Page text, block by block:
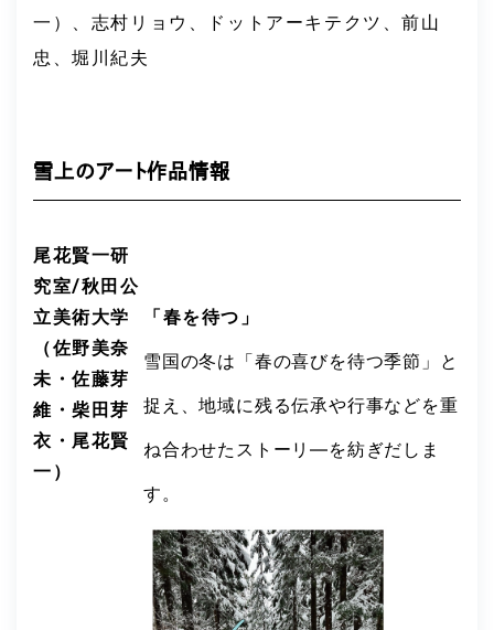
一）、志村リョウ、ドットアーキテクツ、前山
忠、堀川紀夫
雪上のアート作品情報
尾花賢一研
究室/秋田公
立美術大学
（佐野美奈
未・佐藤芽
維・柴田芽
衣・尾花賢
一）
「春を待つ」
雪国の冬は「春の喜びを待つ季節」と
捉え、地域に残る伝承や行事などを重
ね合わせたストーリ―を紡ぎだしま
す。